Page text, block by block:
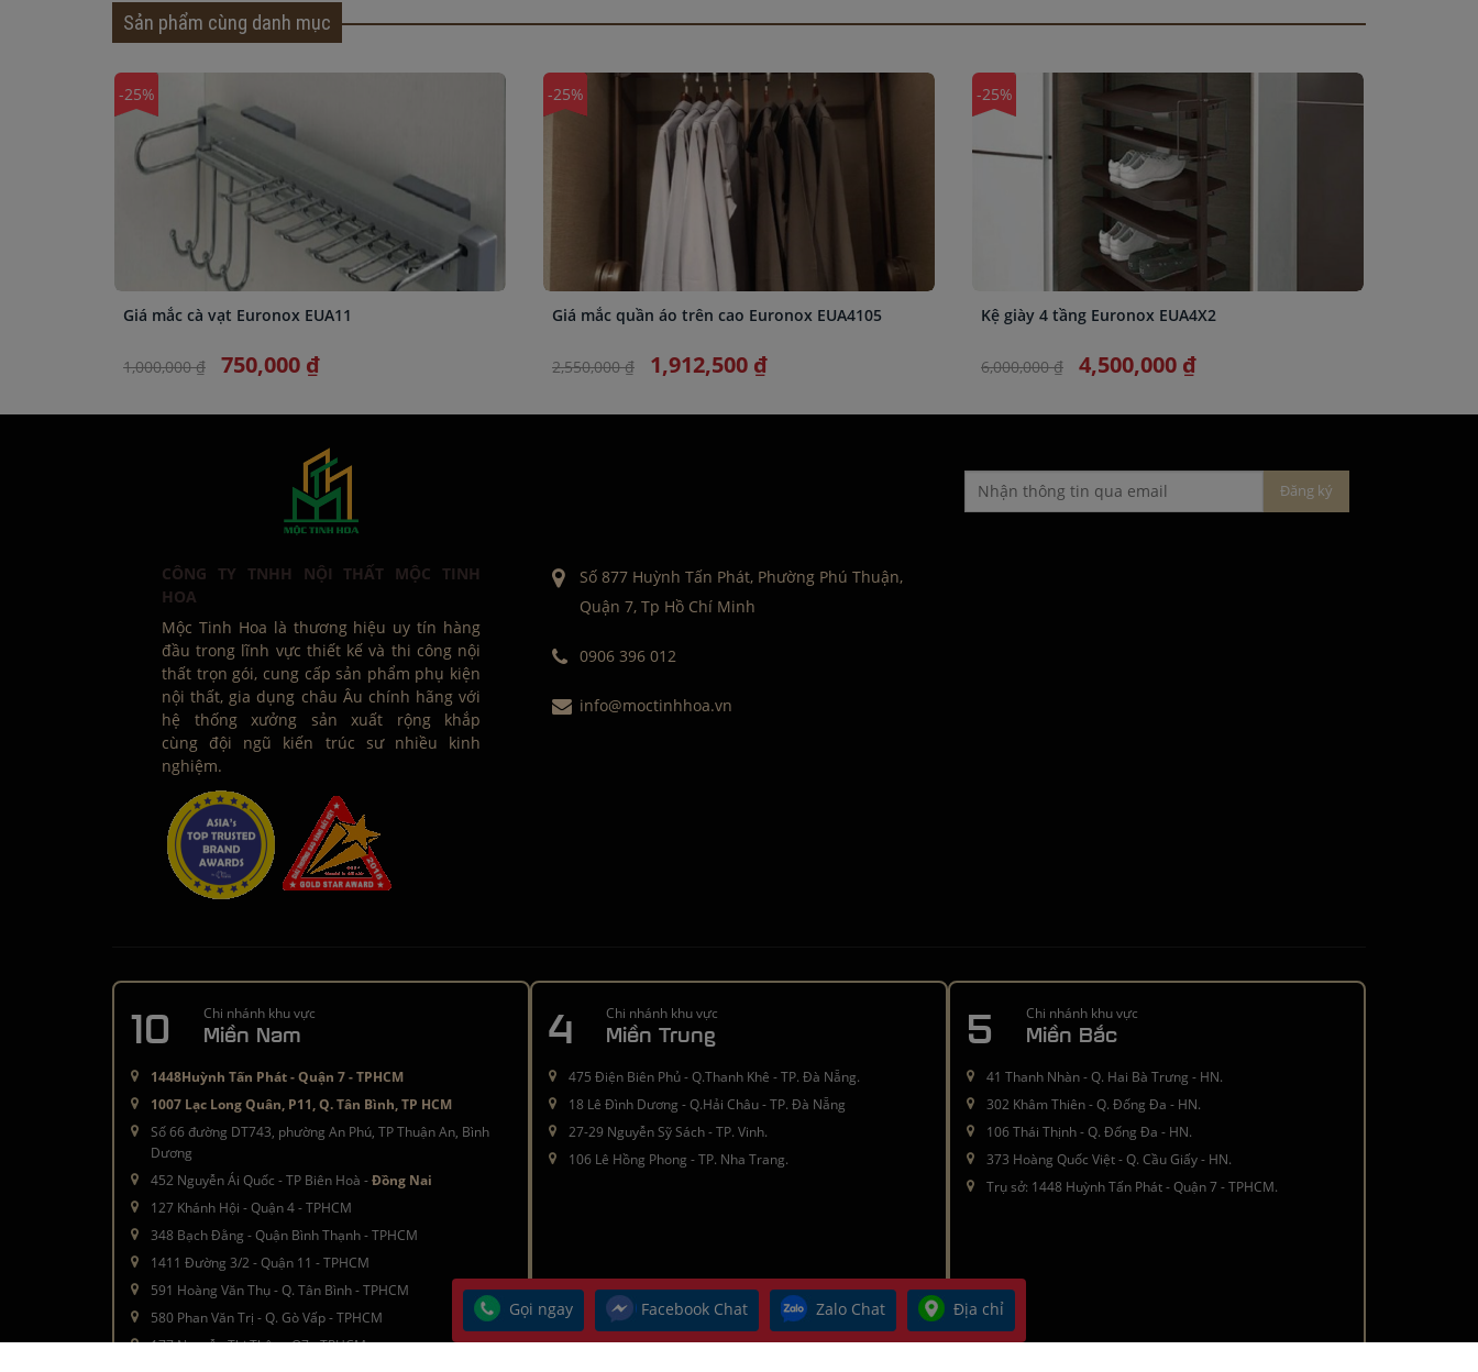
Sản phẩm cùng danh mục
-25%
Giá mắc cà vạt Euronox EUA11
1,000,000 ₫ 750,000 ₫
-25%
Giá mắc quần áo trên cao Euronox EUA4105
2,550,000 ₫ 1,912,500 ₫
-25%
Kệ giày 4 tầng Euronox EUA4X2
6,000,000 ₫ 4,500,000 ₫
Gọi ngay Facebook Chat Zalo Chat Địa chỉ
CÔNG TY TNHH NỘI THẤT MỘC TINH
HOA
Mộc Tinh Hoa là thương hiệu uy tín hàng
đầu trong lĩnh vực thiết kế và thi công nội
thất trọn gói, cung cấp sản phẩm phụ kiện
nội thất, gia dụng châu Âu chính hãng với
hệ thống xưởng sản xuất rộng khắp
cùng đội ngũ kiến trúc sư nhiều kinh
nghiệm.
Số 877 Huỳnh Tấn Phát, Phường Phú Thuận,
Quận 7, Tp Hồ Chí Minh
0906 396 012
info@moctinhhoa.vn
10 Chi nhánh khu vực
Miền Nam
1448Huỳnh Tấn Phát - Quận 7 - TPHCM
1007 Lạc Long Quân, P11, Q. Tân Bình, TP HCM
Số 66 đường DT743, phường An Phú, TP Thuận An, Bình
Dương
452 Nguyễn Ái Quốc - TP Biên Hoà -Đồng Nai
127 Khánh Hội - Quận 4 - TPHCM
348 Bạch Đằng - Quận Bình Thạnh - TPHCM
1411 Đường 3/2 - Quận 11 - TPHCM
591 Hoàng Văn Thụ - Q. Tân Bình - TPHCM
580 Phan Văn Trị - Q. Gò Vấp - TPHCM
177 Nguyễn Thị Thập - Q7 - TPHCM
4 Chi nhánh khu vực
Miền Trung
475 Điện Biên Phủ - Q.Thanh Khê - TP. Đà Nẵng.
18 Lê Đình Dương - Q.Hải Châu - TP. Đà Nẵng
27-29 Nguyễn Sỹ Sách - TP. Vinh.
106 Lê Hồng Phong - TP. Nha Trang.
5 Chi nhánh khu vực
Miền Bắc
41 Thanh Nhàn - Q. Hai Bà Trưng - HN.
302 Khâm Thiên - Q. Đống Đa - HN.
106 Thái Thịnh - Q. Đống Đa - HN.
373 Hoàng Quốc Việt - Q. Cầu Giấy - HN.
Trụ sở: 1448 Huỳnh Tấn Phát - Quận 7 - TPHCM.